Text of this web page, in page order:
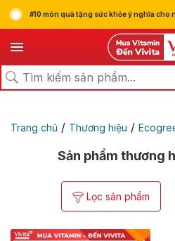
#10 món quà tặng sức khỏe ý nghĩa cho
Trang chủ / Thương hiệu /
Sản phẩm thương
Lọc sản phẩm